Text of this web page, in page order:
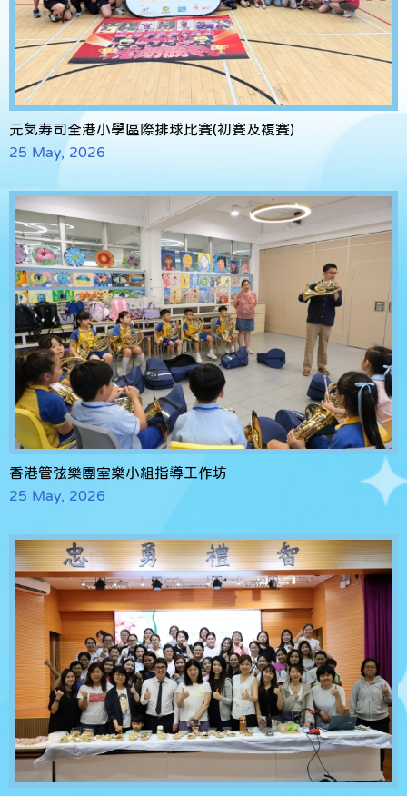
元気寿司全港小學區際排球比賽(初賽及複賽)
25 May, 2026
香港管弦樂團室樂小組指導工作坊
25 May, 2026